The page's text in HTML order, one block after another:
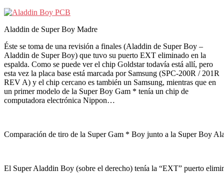
Aladdin de Super Boy Madre
Éste se toma de una revisión a finales (Aladdin de Super Boy –
Aladdin de Super Boy) que tuvo su puerto EXT eliminado en la
espalda. Como se puede ver el chip Goldstar todavía está allí, pero
esta vez la placa base está marcada por Samsung (SPC-200R / 201R
REV A) y el chip cercano es también un Samsung, mientras que en
un primer modelo de la Super Boy Gam * tenía un chip de
computadora electrónica Nippon…
Comparación de tiro de la Super Gam * Boy junto a la Super Boy
El Super Aladdin Boy (sobre el derecho) tenía la “EXT” puerto